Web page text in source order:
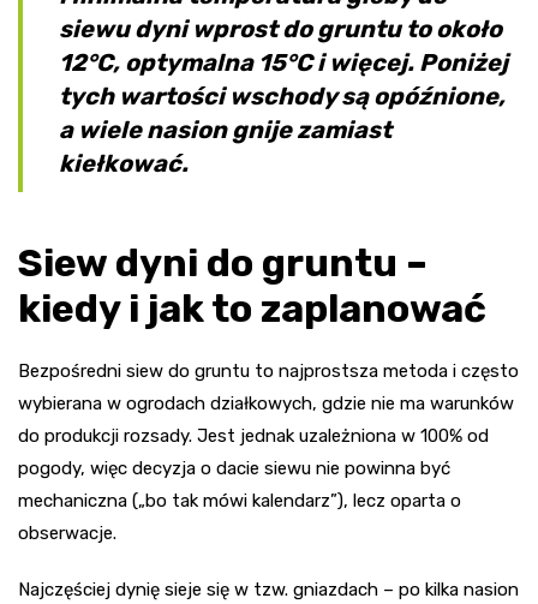
siewu dyni wprost do gruntu to około
12°C, optymalna 15°C i więcej. Poniżej
tych wartości wschody są opóźnione,
a wiele nasion gnije zamiast
kiełkować.
Siew dyni do gruntu –
kiedy i jak to zaplanować
Bezpośredni siew do gruntu to najprostsza metoda i często
wybierana w ogrodach działkowych, gdzie nie ma warunków
do produkcji rozsady. Jest jednak uzależniona w 100% od
pogody, więc decyzja o dacie siewu nie powinna być
mechaniczna („bo tak mówi kalendarz”), lecz oparta o
obserwacje.
Najczęściej dynię sieje się w tzw. gniazdach – po kilka nasion